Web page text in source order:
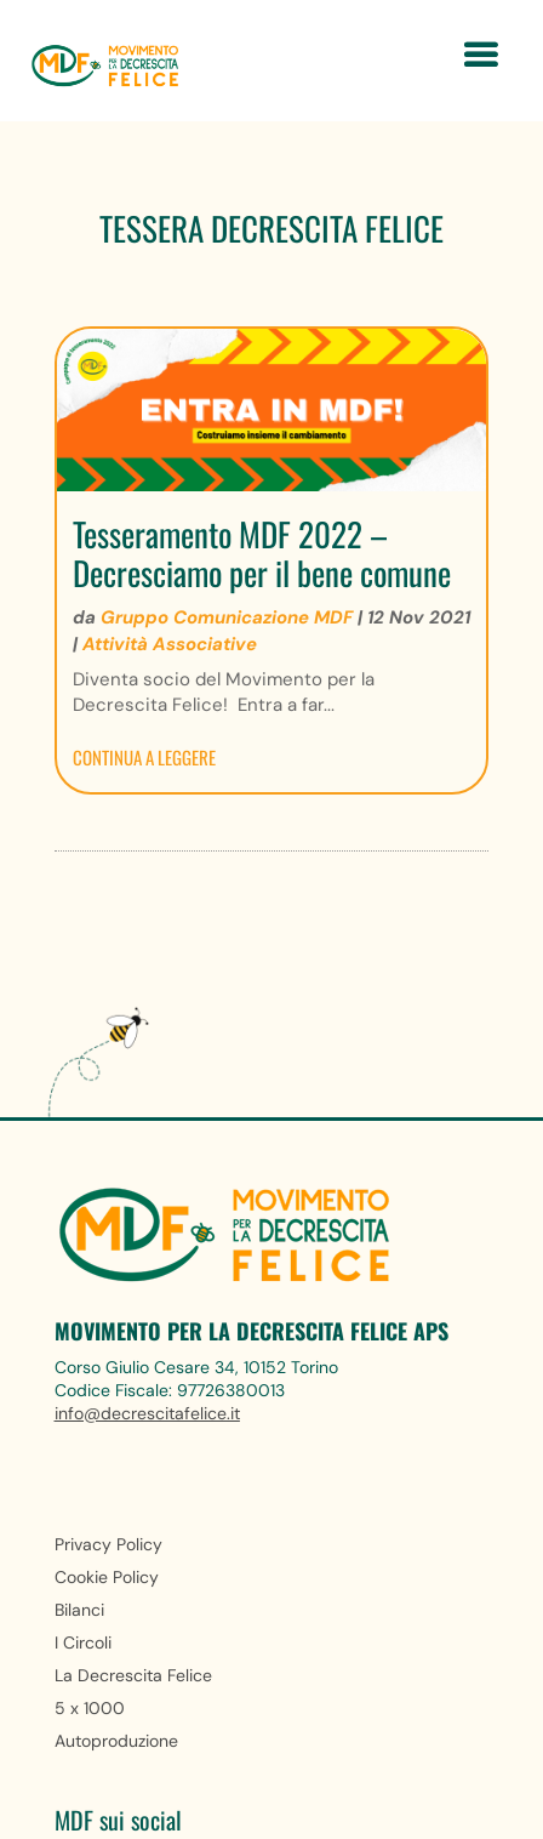
TESSERA DECRESCITA FELICE
Tesseramento MDF 2022 –
Decresciamo per il bene comune
da Gruppo Comunicazione MDF| 12 Nov 2021
|Attività Associative
Diventa socio del Movimento per la
Decrescita Felice! Entra a far...
CONTINUA A LEGGERE
MOVIMENTO PER LA DECRESCITA FELICE APS
Corso Giulio Cesare 34, 10152 Torino
Codice Fiscale: 97726380013
info@decrescitafelice.it
Privacy Policy
Cookie Policy
Bilanci
I Circoli
La Decrescita Felice
5 x 1000
Autoproduzione
MDF sui social